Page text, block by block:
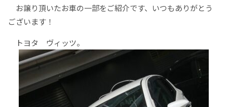
お譲り頂いたお車の一部をご紹介です、いつもありがとう
ございます！
トヨタ ヴィッツ。